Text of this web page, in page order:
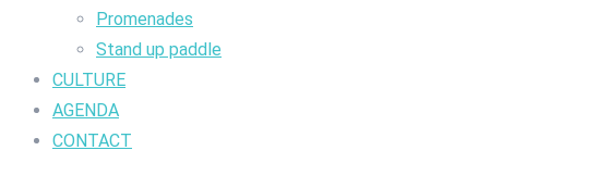
Promenades
Stand up paddle
CULTURE
AGENDA
CONTACT